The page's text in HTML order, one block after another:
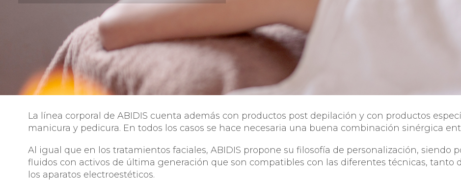
La línea corporal de ABIDIS cuenta además con productos post depilación y con productos
manicura y pedicura. En todos los casos se hace necesaria una buena combinación sinérgica
Al igual que en los tratamientos faciales, ABIDIS propone su filosofía de personalización, siendo
fluidos con activos de última generación que son compatibles con las diferentes técnicas, tanto
los aparatos electroestéticos.